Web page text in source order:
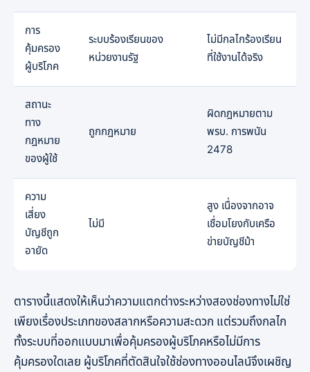
การ
คุ้มครอง
ผู้บริโภค
ระบบร้องเรียนของ
หน่วยงานรัฐ
ไม่มีกลไกร้องเรียน
ที่ใช้งานได้จริง
สถานะ
ทาง
กฎหมาย
ของผู้ใช้
ถูกกฎหมาย
ผิดกฎหมายตาม
พรบ. การพนัน
2478
ความ
เสี่ยง
บัญชีถูก
อายัด
ไม่มี
สูง เนื่องจากอาจ
เชื่อมโยงกับเครือ
ข่ายบัญชีม้า
ตารางนี้แสดงให้เห็นว่าความแตกต่างระหว่างสองช่องทางไม่ใช่
เพียงเรื่องประเภทของสลากหรือความสะดวก แต่รวมถึงกลไก
ทั้งระบบที่ออกแบบมาเพื่อคุ้มครองผู้บริโภคหรือไม่มีการ
คุ้มครองใดเลย ผู้บริโภคที่ตัดสินใจใช้ช่องทางออนไลน์จึงเผชิญ